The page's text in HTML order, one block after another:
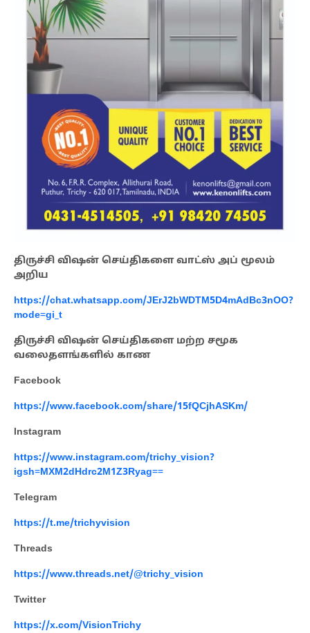
திருச்சி விஷன் செய்திகளை வாட்ஸ் அப் மூலம்
அறிய
https://chat.whatsapp.com/JErJ2bWDTM5D4mAdBc3nOO?
mode=gi_t
திருச்சி விஷன் செய்திகளை மற்ற சமூக
வலைதளங்களில் காண
Facebook
https://www.facebook.com/share/15fQCjhASKm/
Instagram
https://www.instagram.com/trichy_vision?
igsh=MXM2dHdrc2M1Z3Ryag==
Telegram
https://t.me/trichyvision
Threads
https://www.threads.net/@trichy_vision
Twitter
https://x.com/VisionTrichy